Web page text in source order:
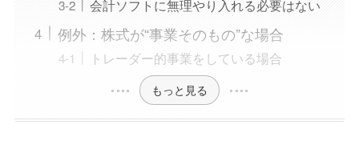
会計ソフトに無理やり入れる必要はない
例外：株式が“事業そのもの”な場合
トレーダー的事業をしている場合
もっと見る